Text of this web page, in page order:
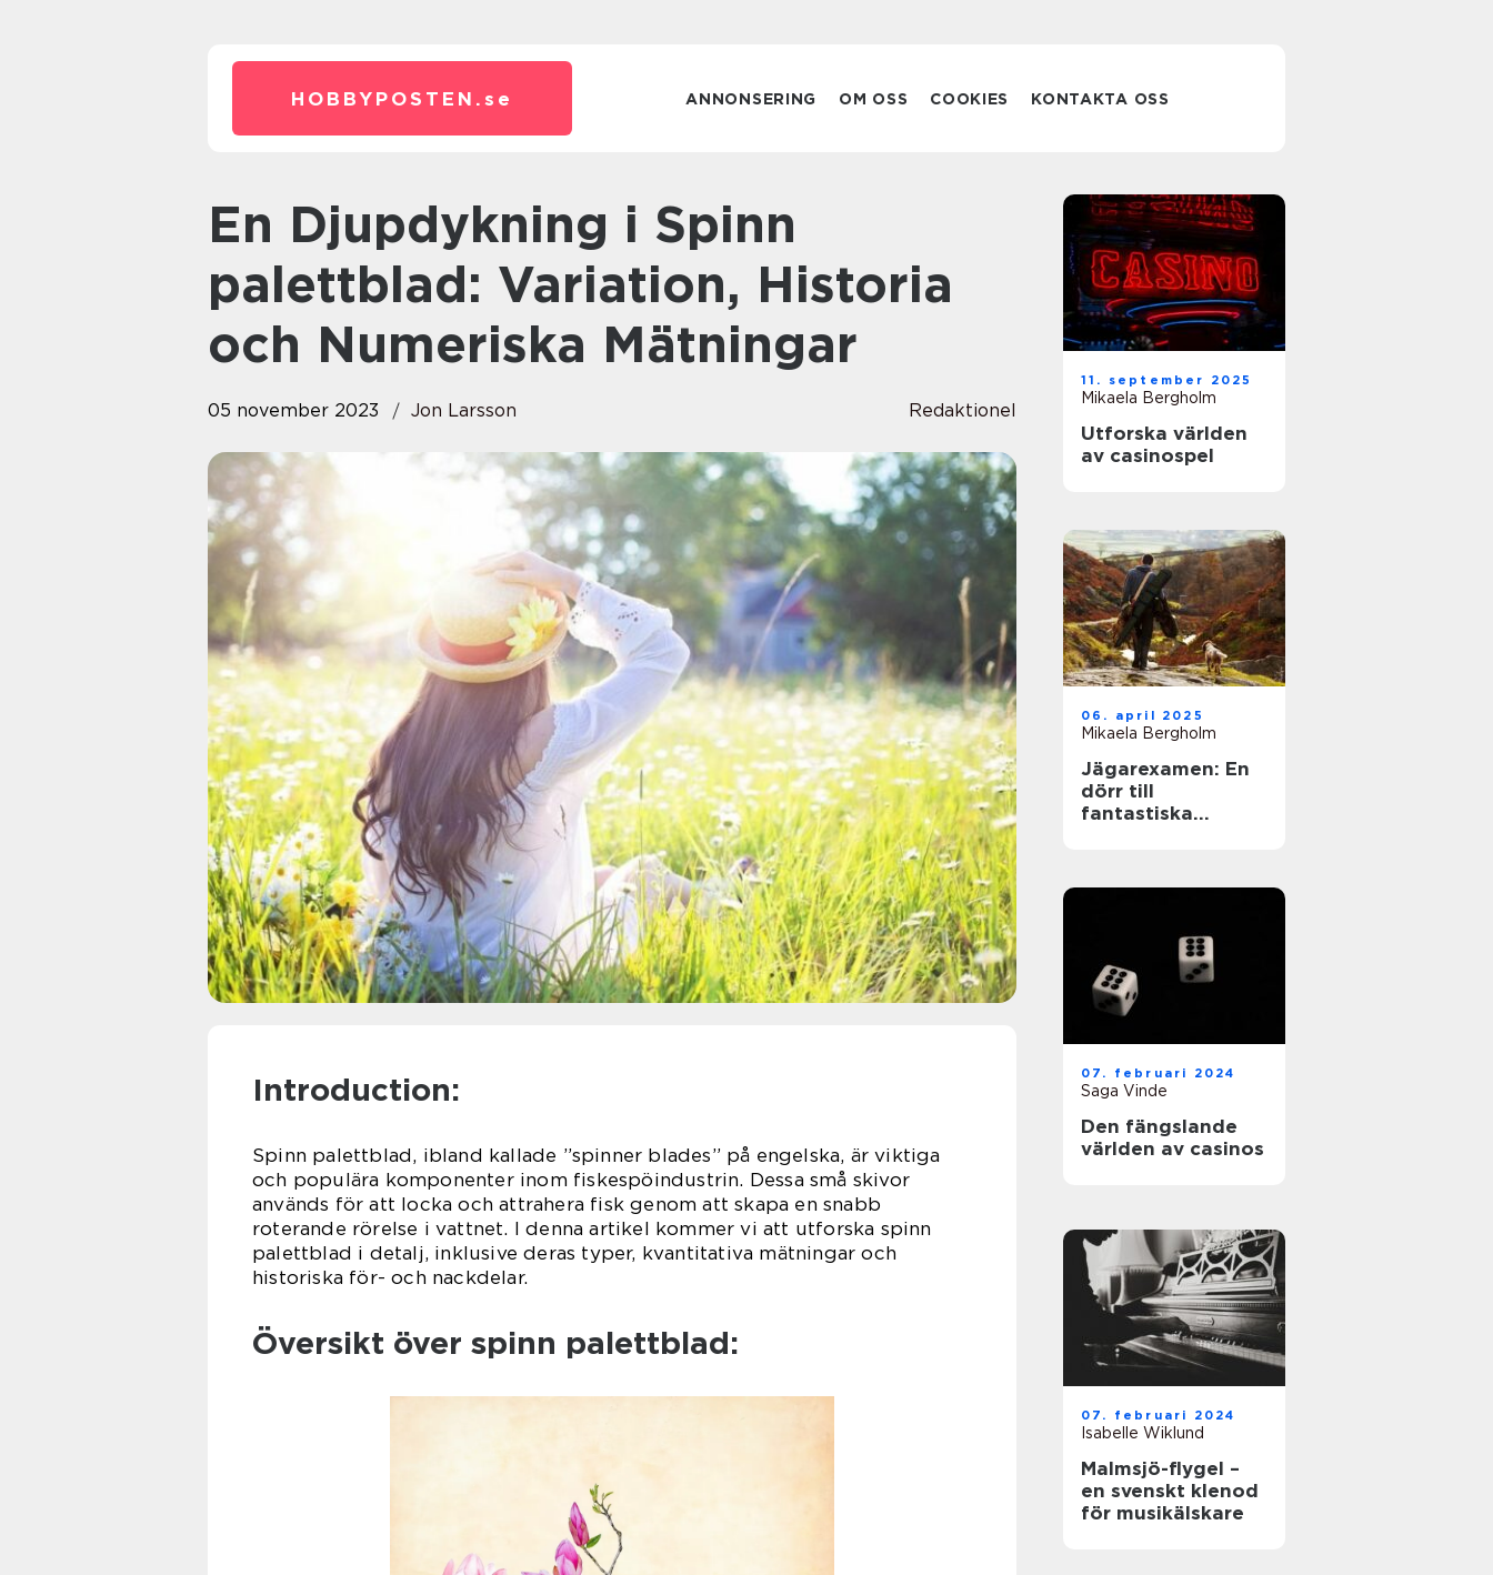
HOBBYPOSTEN. se ANNONSERING OM OSS COOKIES KONTAKTA OSS
En Djupdykning i Spinn
palettblad: Variation, Historia
och Numeriska Mätningar
05 november 2023 Jon Larsson Redaktionel
Introduction:
Spinn palettblad, ibland kallade ”spinner blades” på engelska, är viktiga
och populära komponenter inom fiskespöindustrin. Dessa små skivor
används för att locka och attrahera fisk genom att skapa en snabb
roterande rörelse i vattnet. I denna artikel kommer vi att utforska spinn
palettblad i detalj, inklusive deras typer, kvantitativa mätningar och
historiska för- och nackdelar.
Översikt över spinn palettblad:
11. september 2025
Mikaela Bergholm
Utforska världen
av casinospel
06. april 2025
Mikaela Bergholm
Jägarexamen: En
dörr till
fantastiska
07. februari 2024
Saga Vinde
Den fängslande
världen av casinos
07. februari 2024
Isabelle Wiklund
Malmsjö-flygel –
en svenskt klenod
för musikälskare